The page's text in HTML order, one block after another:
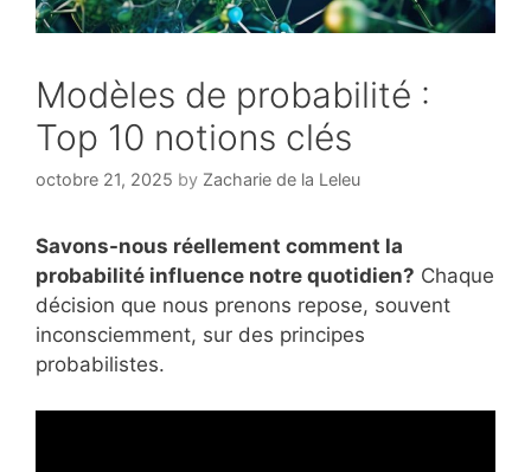
Modèles de probabilité :
Top 10 notions clés
octobre 21, 2025 by Zacharie de la Leleu
Savons-nous réellement comment la
probabilité influence notre quotidien? Chaque
décision que nous prenons repose, souvent
inconsciemment, sur des principes
probabilistes.